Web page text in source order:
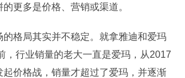
更多是价格、营销或渠道。
的格局其实并不稳定。就拿雅迪和爱玛
，行业销量的老大一直是爱玛，从2017
起价格战，销量才超过了爱玛，并逐渐